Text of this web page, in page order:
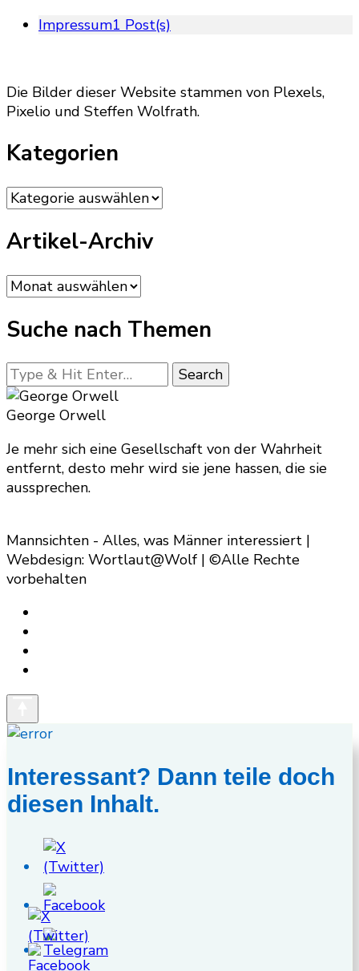
Impressum1 Post(s)
Die Bilder dieser Website stammen von Plexels,
Pixelio und Steffen Wolfrath.
Kategorien
Kategorien
Artikel-Archiv
Artikel-
Archiv
Suche nach Themen
Looking
for
Something?
George Orwell
Je mehr sich eine Gesellschaft von der Wahrheit
entfernt, desto mehr wird sie jene hassen, die sie
aussprechen.
Mannsichten - Alles, was Männer interessiert |
Webdesign: Wortlaut@Wolf | ©Alle Rechte
vorbehalten
Interessant? Dann teile doch
diesen Inhalt.